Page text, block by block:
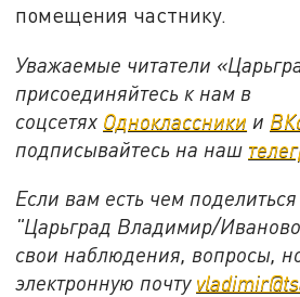
помещения частнику.
Уважаемые читатели
присоединяйтесь к нам в
соцсетях Одноклассники и
подписывайтесь на наш
Если вам есть чем
"Царьград Владимир/
свои наблюдения, вопросы,
электронную почту